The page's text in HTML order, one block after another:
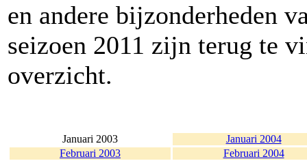
en andere bijzonderheden
seizoen 2011 zijn terug te
overzicht.
Januari 2003
Januari 2004
Februari 2003
Februari 2004